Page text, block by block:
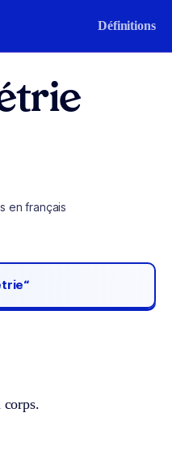
Définitions
en français
corps.